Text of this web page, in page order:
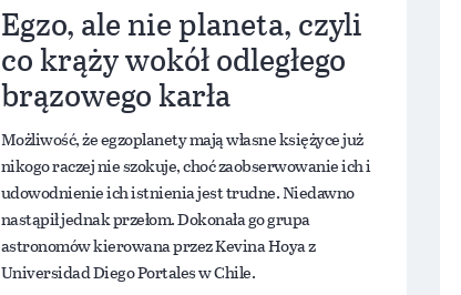
Egzo, ale nie planeta, czyli
co krąży wokół odległego
brązowego karła
Możliwość, że egzoplanety mają własne księżyce już
nikogo raczej nie szokuje, choć zaobserwowanie ich i
udowodnienie ich istnienia jest trudne. Niedawno
nastąpił jednak przełom. Dokonała go grupa
astronomów kierowana przez Kevina Hoya z
Universidad Diego Portales w Chile.